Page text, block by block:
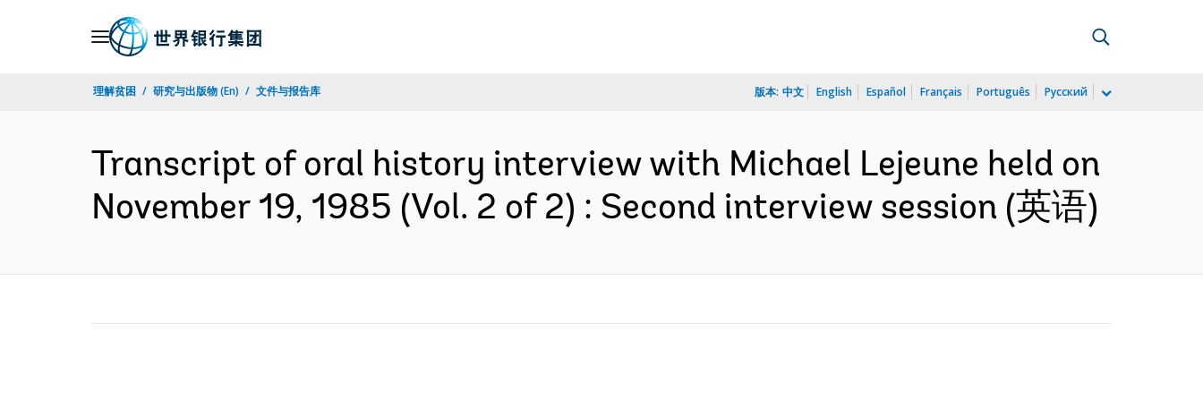
理解贫困 研究与出版物 (En) 文件与报告库 版本: 中文 English Español Français Português Русский
Transcript of oral history interview with Michael Lejeune held on
November 19, 1985 (Vol. 2 of 2) : Second interview session (英语)